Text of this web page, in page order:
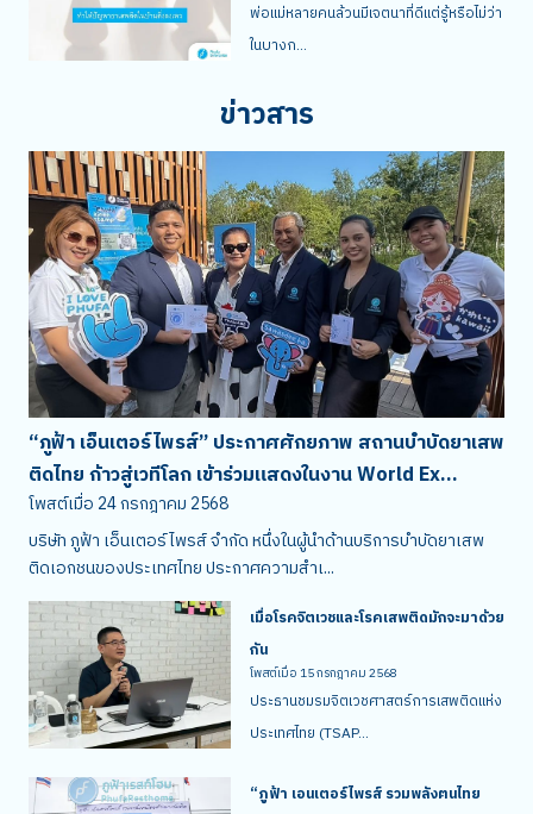
พ่อแม่หลายคนล้วนมีเจตนาที่ดีแต่รู้หรือไม่ว่า
ในบางก...
ข่าวสาร
“ภูฟ้า เอ็นเตอร์ไพรส์” ประกาศศักยภาพ สถานบำบัดยาเสพ
ติดไทย ก้าวสู่เวทีโลก เข้าร่วมแสดงในงาน World Ex...
โพสต์เมื่อ 24 กรกฎาคม 2568
บริษัท ภูฟ้า เอ็นเตอร์ไพรส์ จำกัด หนึ่งในผู้นำด้านบริการบำบัดยาเสพ
ติดเอกชนของประเทศไทย ประกาศความสำเ...
เมื่อโรคจิตเวชและโรคเสพติดมักจะมาด้วย
กัน
โพสต์เมื่อ 15 กรกฎาคม 2568
ประธานชมรมจิตเวชศาสตร์การเสพติดแห่ง
ประเทศไทย (TSAP...
“ภูฟ้า เอนเตอร์ไพรส์ รวมพลังฅนไทย